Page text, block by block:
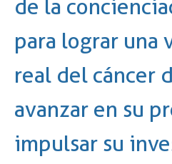
de la
para lograr una
real del cáncer
avanzar en su
impulsar su